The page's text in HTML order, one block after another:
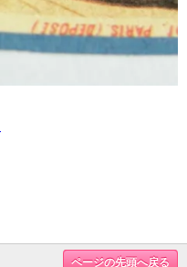
ページの先頭へ戻る